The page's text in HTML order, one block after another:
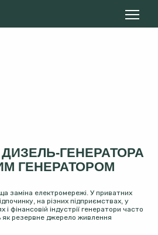
ГЕНЕРАТОРА
ГЕНЕРАТОРОМ
заміна електромережі. У приватних
на різних підприємствах, у
і фінансовій індустрії генератори часто
резервне джерело живлення